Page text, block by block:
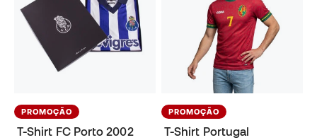
PROMOÇÃO
T-Shirt FC Porto 2002
PROMOÇÃO
T-Shirt Portugal